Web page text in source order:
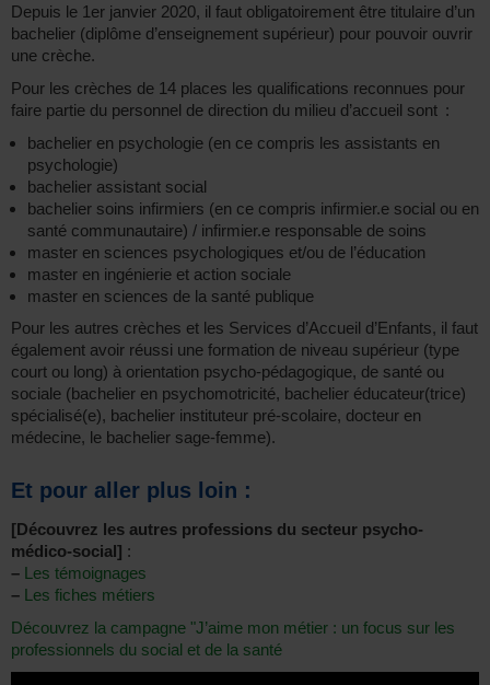
Depuis le 1er janvier 2020, il faut obligatoirement être titulaire d’un
bachelier (diplôme d’enseignement supérieur) pour pouvoir ouvrir
une crèche.
Pour les crèches de 14 places les qualifications reconnues pour
faire partie du personnel de direction du milieu d’accueil sont :
bachelier en psychologie (en ce compris les assistants en
psychologie)
bachelier assistant social
bachelier soins infirmiers (en ce compris infirmier.e social ou en
santé communautaire) / infirmier.e responsable de soins
master en sciences psychologiques et/ou de l’éducation
master en ingénierie et action sociale
master en sciences de la santé publique
Pour les autres crèches et les Services d’Accueil d’Enfants, il faut
également avoir réussi une formation de niveau supérieur (type
court ou long) à orientation psycho-pédagogique, de santé ou
sociale (bachelier en psychomotricité, bachelier éducateur(trice)
spécialisé(e), bachelier instituteur pré-scolaire, docteur en
médecine, le bachelier sage-femme).
Et pour aller plus loin :
[Découvrez les autres professions du secteur psycho-
médico-social] :
– Les témoignages
– Les fiches métiers
Découvrez la campagne "J’aime mon métier : un focus sur les
professionnels du social et de la santé